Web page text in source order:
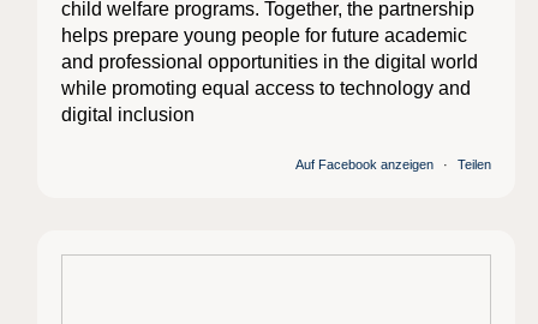
child welfare programs. Together, the partnership
helps prepare young people for future academic
and professional opportunities in the digital world
while promoting equal access to technology and
digital inclusion
Auf Facebook anzeigen · Teilen